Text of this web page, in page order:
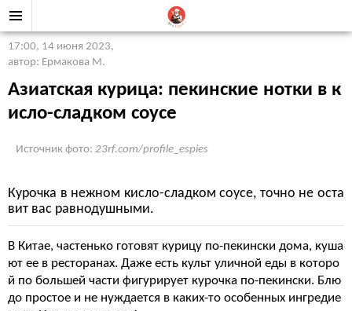
17:00, 14 июня 2023,
автор: Ермакова М.
Азиатская курица: пекинские нотки в к
исло-сладком соусе
Источник фото: 23rf.com/profile_espies
Курочка в нежном кисло-сладком соусе, точно не оста
вит вас равнодушными.
В Китае, частенько готовят курицу по-пекински дома, куша
ют ее в ресторанах. Даже есть культ уличной еды в которо
й по большей части фигурирует курочка по-пекински. Блю
до простое и не нуждается в каких-то особенных ингредие